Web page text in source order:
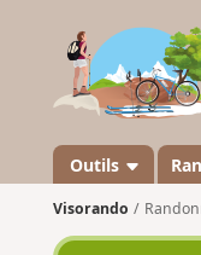
Outils
Visorando